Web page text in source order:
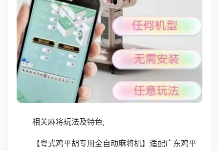
相关麻将玩法及特色;
【粤式鸡平胡专用全自动麻将机】适配广东鸡平